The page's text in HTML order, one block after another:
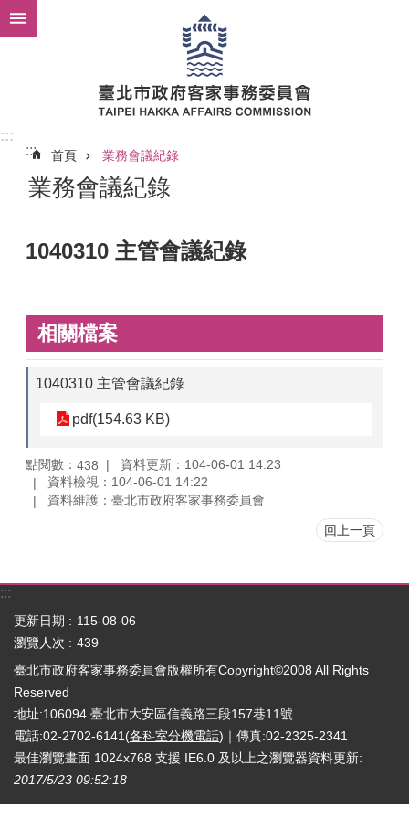
跳到主要內容區塊
:::
:::
首頁 業務會議紀錄
業務會議紀錄
1040310 主管會議紀錄
相關檔案
1040310 主管會議紀錄
pdf(154.63 KB)
點閱數： 438
資料更新：104-06-01 14:23
資料檢視：104-06-01 14:22
資料維護：臺北市政府客家事務委員會
回上一頁
:::
更新日期
115-08-06
瀏覽人次
439
臺北市政府客家事務委員會版權所有Copyright©2008 All Rights
Reserved
地址:106094 臺北市大安區信義路三段157巷11號
電話:02-2702-6141(各科室分機電話)｜傳真:02-2325-2341
最佳瀏覽畫面 1024x768 支援 IE6.0 及以上之瀏覽器資料更新:
2017/5/23 09:52:18